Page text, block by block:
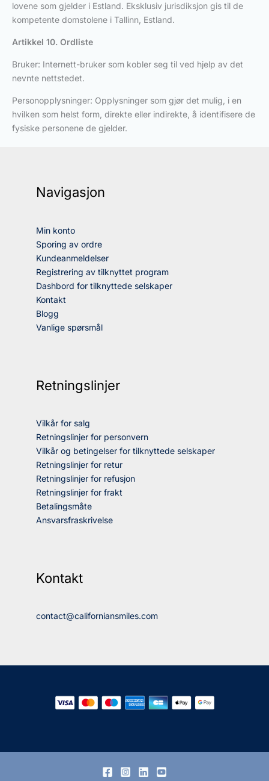
lovene som gjelder i Estland. Eksklusiv jurisdiksjon gis til de
kompetente domstolene i Tallinn, Estland.
Artikkel 10. Ordliste
Bruker: Internett-bruker som kobler seg til ved hjelp av det
nevnte nettstedet.
Personopplysninger: Opplysninger som gjør det mulig, i en
hvilken som helst form, direkte eller indirekte, å identifisere de
fysiske personene de gjelder.
Navigasjon
Min konto
Sporing av ordre
Kundeanmeldelser
Registrering av tilknyttet program
Dashbord for tilknyttede selskaper
Kontakt
Blogg
Vanlige spørsmål
Retningslinjer
Vilkår for salg
Retningslinjer for personvern
Vilkår og betingelser for tilknyttede selskaper
Retningslinjer for retur
Retningslinjer for refusjon
Retningslinjer for frakt
Betalingsmåte
Ansvarsfraskrivelse
Kontakt
contact@californiansmiles.com